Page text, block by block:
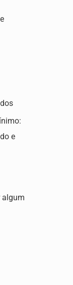
e
e
algum